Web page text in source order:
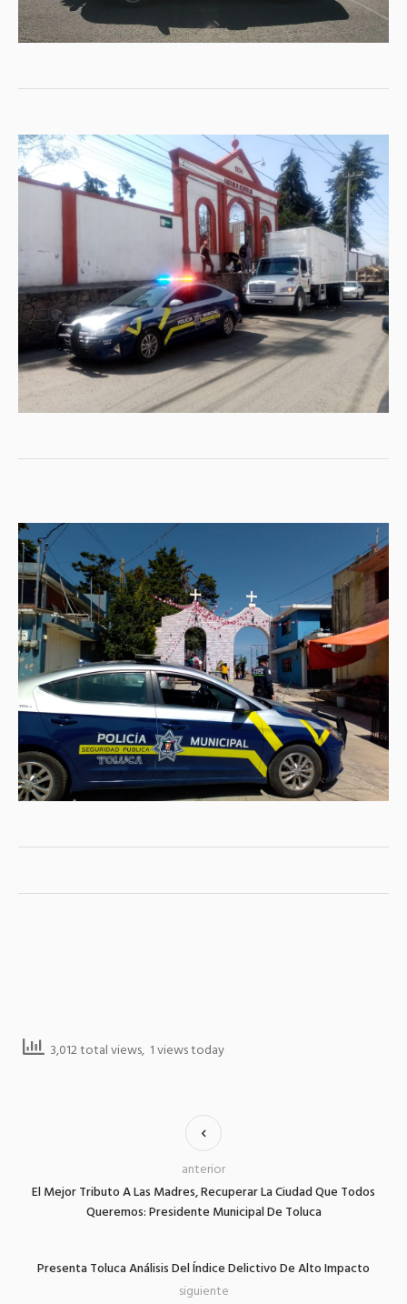
3,012 total views, 1 views today
El Mejor Tributo A Las Madres, Recuperar La Ciudad Que Todos
Queremos: Presidente Municipal De Toluca
anterior
Presenta Toluca Análisis Del Índice Delictivo De Alto Impacto
siguiente